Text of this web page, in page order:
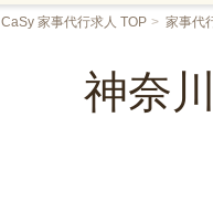
CaSy 家事代行求人 TOP 家事代
神奈